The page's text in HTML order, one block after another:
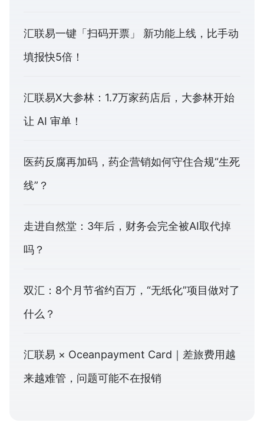
汇联易一键「扫码开票」 新功能上线，比手动
填报快5倍！
汇联易X大参林：1.7万家药店后，大参林开始
让 AI 审单！
医药反腐再加码，药企营销如何守住合规“生死
线”？
走进自然堂：3年后，财务会完全被AI取代掉
吗？
双汇：8个月节省约百万，“无纸化”项目做对了
什么？
汇联易 × Oceanpayment Card｜差旅费用越
来越难管，问题可能不在报销